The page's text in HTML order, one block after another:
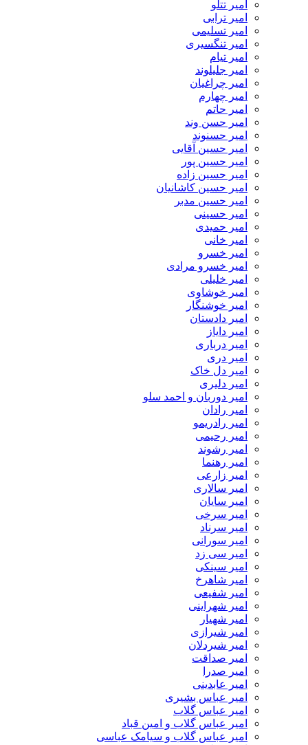
امیر تتلو
امیر ترابی
امیر تسلیمی
امیر تنگسیری
امیر تیام
امیر جلیلوند
امیر چراغیان
امیر چهارم
امیر حاتم
امیر حسن وند
امیر حسنوند
امیر حسین آقایی
امیر حسین پور
امیر حسین زاده
امیر حسین کاشانیان
امیر حسین مدبر
امیر حسینی
امیر حمیدی
امیر خانی
امیر خسرو
امیر خسرو مرادی
امیر خلیلی
امیر خوشاوی
امیر خوشنگار
امیر دادستان
امیر دایاز
امیر درباری
امیر دری
امیر دل خاک
امیر دلیری
امیر دوربان و احمد سلو
امیر رادان
امیر رادریمو
امیر رحیمی
امیر رشوند
امیر رهنما
امیر زارعی
امیر سالاری
امیر سایان
امیر سرخی
امیر سرناد
امیر سورانی
امیر سی زد
امیر سینکی
امیر شاهرخ
امیر شفیعی
امیر شهراینی
امیر شهیار
امیر شیرازی
امیر شیردلان
امیر صداقت
امیر صدرا
امیر عابدینی
امیر عباس بشیری
امیر عباس گلاب
امیر عباس گلاب و امین قباد
امیر عباس گلاب و سیامک عباسی